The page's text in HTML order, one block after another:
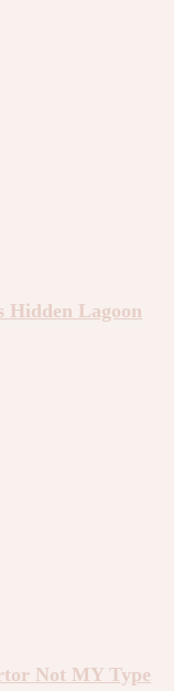
Hidden Lagoon
Not MY Type